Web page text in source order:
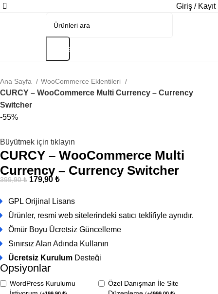
Giriş / Kayıt
Arama
Ana Sayfa WooCommerce Eklentileri
CURCY – WooCommerce Multi Currency – Currency
Switcher
-55%
Büyütmek için tıklayın
CURCY – WooCommerce Multi
Currency – Currency Switcher
399,90₺ 179,90₺
GPL Orijinal Lisans
Ürünler, resmi web sitelerindeki satıcı teklifiyle aynıdır.
Ömür Boyu Ücretsiz Güncelleme
Sınırsız Alan Adında Kullanın
Ücretsiz Kurulum Desteği
Opsiyonlar
WordPress Kurulumu
Özel Danışman İle Site